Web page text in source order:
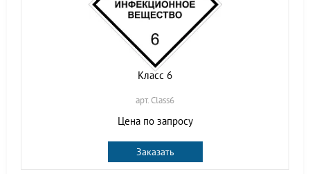
Класс 6
арт. Class6
Цена по запросу
Заказать